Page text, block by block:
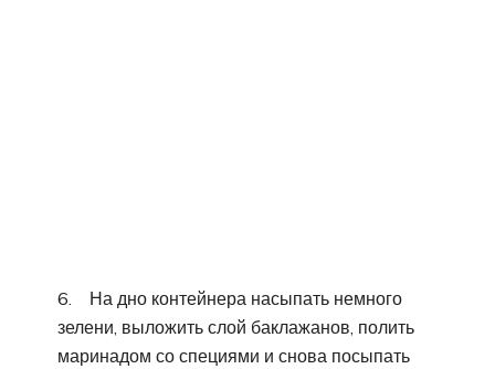
6. На дно контейнера насыпать немного
зелени, выложить слой баклажанов, полить
маринадом со специями и снова посыпать